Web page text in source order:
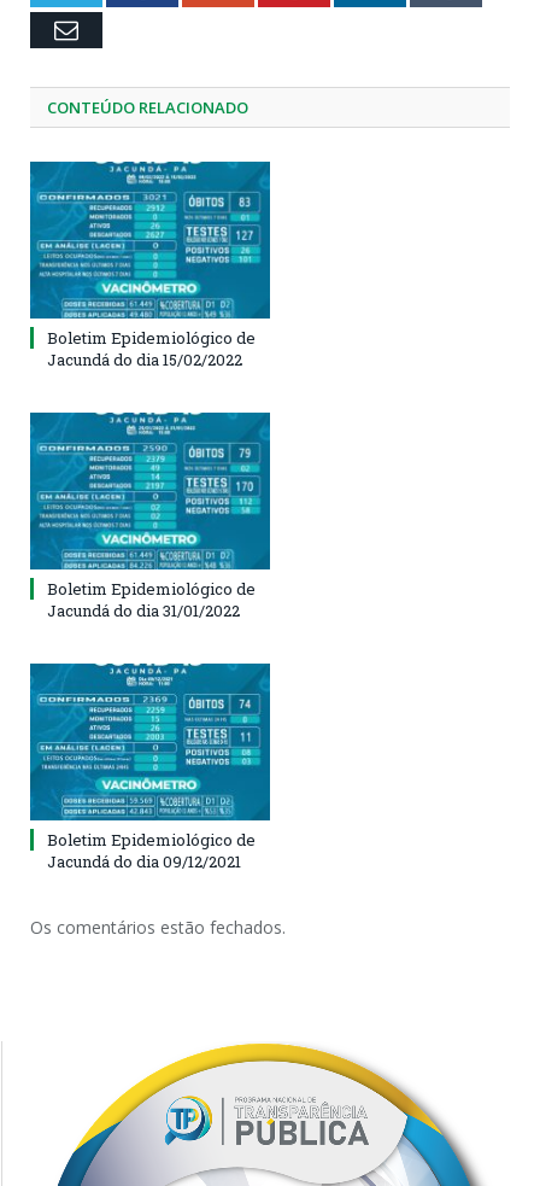
Email
CONTEÚDO RELACIONADO
Boletim Epidemiológico de
Jacundá do dia 15/02/2022
Boletim Epidemiológico de
Jacundá do dia 31/01/2022
Boletim Epidemiológico de
Jacundá do dia 09/12/2021
Os comentários estão fechados.